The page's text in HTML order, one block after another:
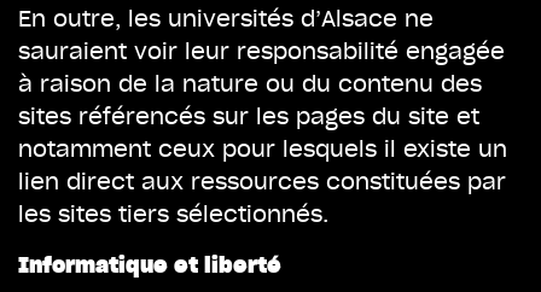
En outre, les universités d’Alsace ne
sauraient voir leur responsabilité engagée
à raison de la nature ou du contenu des
sites référencés sur les pages du site et
notamment ceux pour lesquels il existe un
lien direct aux ressources constituées par
les sites tiers sélectionnés.
Informatique et liberté